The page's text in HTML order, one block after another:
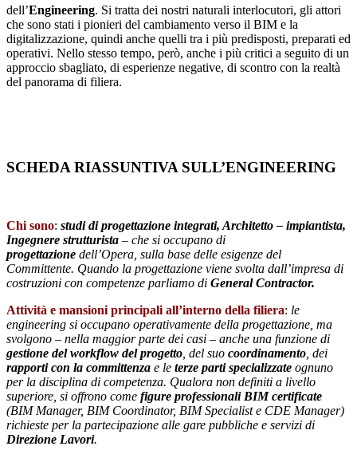
dell’Engineering. Si tratta dei nostri naturali interlocutori, gli attori
che sono stati i pionieri del cambiamento verso il BIM e la
digitalizzazione, quindi anche quelli tra i più predisposti, preparati ed
operativi. Nello stesso tempo, però, anche i più critici a seguito di un
approccio sbagliato, di esperienze negative, di scontro con la realtà
del panorama di filiera.
SCHEDA RIASSUNTIVA SULL’ENGINEERING
Chi sono: studi di progettazione integrati, Architetto – impiantista,
Ingegnere strutturista – che si occupano di
progettazione dell’Opera, sulla base delle esigenze del
Committente. Quando la progettazione viene svolta dall’impresa di
costruzioni con competenze parliamo di General Contractor.
Attività e mansioni principali all’interno della filiera: le
engineering si occupano operativamente della progettazione, ma
svolgono – nella maggior parte dei casi – anche una funzione di
gestione del workflow del progetto , del suo coordinamento , dei
rapporti con la committenza e le terze parti specializzate ognuno
per la disciplina di competenza. Qualora non definiti a livello
superiore, si offrono come figure professionali BIM certificate
(BIM Manager, BIM Coordinator, BIM Specialist e CDE Manager)
richieste per la partecipazione alle gare pubbliche e servizi di
Direzione Lavori.